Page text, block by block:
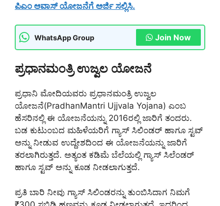
ಪಿಎಂ ಆವಾಸ್ ಯೋಜನೆಗೆ ಅರ್ಜಿ ಸಲ್ಲಿಸಿ.
WhatsApp Group Join Now
ಪ್ರಧಾನಮಂತ್ರಿ ಉಜ್ವಲ ಯೋಜನೆ
ಪ್ರಧಾನಿ ಮೋದಿಯವರು ಪ್ರಧಾನಮಂತ್ರಿ ಉಜ್ವಲ
ಯೋಜನೆ(PradhanMantri Ujjvala Yojana) ಎಂಬ
ಹೆಸರಿನಲ್ಲಿ ಈ ಯೋಜನೆಯನ್ನು 2016ರಲ್ಲಿ ಜಾರಿಗೆ ತಂದರು.
ಬಡ ಕುಟುಂಬದ ಮಹಿಳೆಯರಿಗೆ ಗ್ಯಾಸ್ ಸಿಲಿಂಡರ್ ಹಾಗೂ ಸ್ಟವ್
ಅನ್ನು ನೀಡುವ ಉದ್ದೇಶದಿಂದ ಈ ಯೋಜನೆಯನ್ನು ಜಾರಿಗೆ
ತರಲಾಗಿರುತ್ತದೆ. ಅತ್ಯಂತ ಕಡಿಮೆ ಬೆಲೆಯಲ್ಲಿ ಗ್ಯಾಸ್ ಸಿಲೆಂಡರ್
ಹಾಗೂ ಸ್ಟವ್ ಅನ್ನು ಕೂಡ ನೀಡಲಾಗುತ್ತದೆ.
ಪ್ರತಿ ಬಾರಿ ನೀವು ಗ್ಯಾಸ್ ಸಿಲಿಂಡರನ್ನು ತುಂಬಿಸಿದಾಗ ನಿಮಗೆ